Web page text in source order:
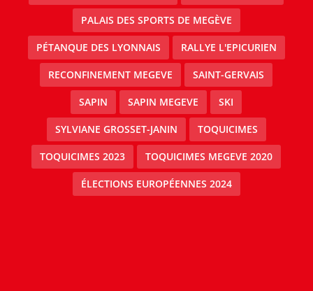
PALAIS DES SPORTS DE MEGÈVE
PÉTANQUE DES LYONNAIS RALLYE L'EPICURIEN
RECONFINEMENT MEGEVE SAINT-GERVAIS
SAPIN SAPIN MEGEVE SKI
SYLVIANE GROSSET-JANIN TOQUICIMES
TOQUICIMES 2023 TOQUICIMES MEGEVE 2020
ÉLECTIONS EUROPÉENNES 2024